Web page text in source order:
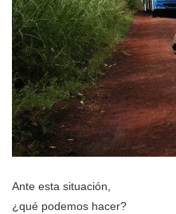
Ante esta situación,
¿qué podemos hacer?